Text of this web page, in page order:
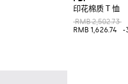
印花棉质 T 恤
RMB 2,502.73
RMB 1,626.74
-